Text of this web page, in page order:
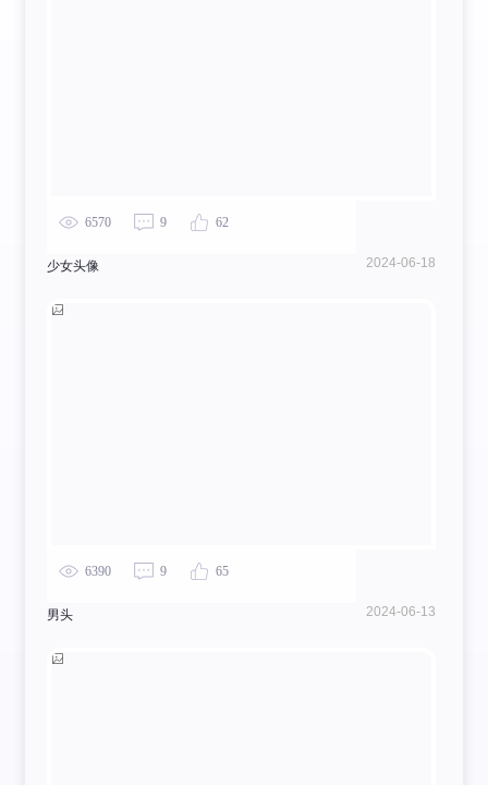
6570 9 62
少女头像 2024-06-18
6390 9 65
男头 2024-06-13